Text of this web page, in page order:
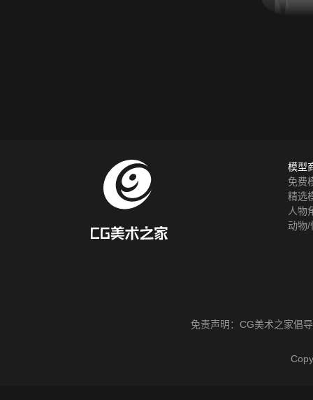
模型
免费
精选
人物
动物/
免责声明： CG美术之家倡